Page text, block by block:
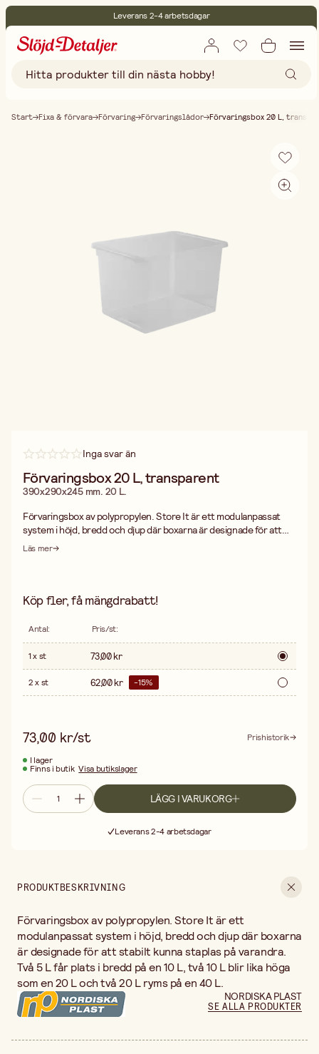
Leverans 2-4 arbetsdagar
Fri frakt vid köp över 499:-
Start Fixa & förvara Förvaring Förvaringslådor Förvaringsbox 20 L,
Inga svar än
Förvaringsbox 20 L, transparent
390x290x245 mm. 20 L.
Förvaringsbox av polypropylen. Store It är ett modulanpassat
system i höjd, bredd och djup där boxarna är designade för att
stabilt kunna staplas på varandra. Två 5 L får plats i bredd på en 10
Läs mer
Köp fler, få mängdrabatt!
Antal: Pris/st:
1 x st 73,00 kr
2 x st 62,00 kr -15%
73,00 kr/st
Prishistorik
I lager
Finns i butik Visa butikslager
LÄGG I VARUKORG
Leverans 2-4 arbetsdagar
PRODUKTBESKRIVNING
Förvaringsbox av polypropylen. Store It är ett
modulanpassat system i höjd, bredd och djup där boxarna
är designade för att stabilt kunna staplas på varandra.
Två 5 L får plats i bredd på en 10 L, två 10 L blir lika höga
som en 20 L och två 20 L ryms på en 40 L.
NORDISKA PLAST
SE ALLA PRODUKTER